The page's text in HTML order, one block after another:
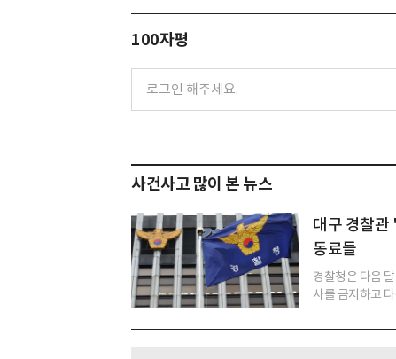
100자평
사건사고 많이 본 뉴스
대구 경찰
동료들
경찰청은 다음
사를 금지하고